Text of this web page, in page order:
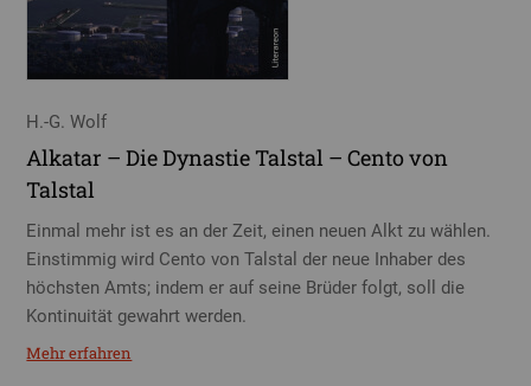
H.-G. Wolf
Alkatar – Die Dynastie Talstal – Cento von
Talstal
Einmal mehr ist es an der Zeit, einen neuen Alkt zu wählen.
Einstimmig wird Cento von Talstal der neue Inhaber des
höchsten Amts; indem er auf seine Brüder folgt, soll die
Kontinuität gewahrt werden.
Mehr erfahren